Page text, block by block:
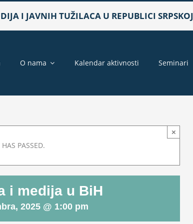
I JAVNIH TUŽILACA U REPUBLICI SRPSKOJ
O nama Kalendar aktivnosti Seminari
PASSED.
×
i medija u BiH
2025 @ 1:00 pm